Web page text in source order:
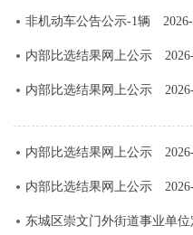
非机动车公告公示-1辆
内部比选结果网上公示
内部比选结果网上公示
内部比选结果网上公示
内部比选结果网上公示
东城区崇文门外街道事业单